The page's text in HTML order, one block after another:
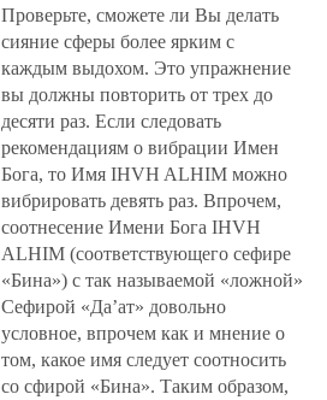
Проверьте, сможете ли Вы делать
сияние сферы более ярким с
каждым выдохом. Это упражнение
вы должны повторить от трех до
десяти раз. Если следовать
рекомендациям о вибрации Имен
Бога, то Имя IHVH ALHIM можно
вибрировать девять раз. Впрочем,
соотнесение Имени Бога IHVH
ALHIM (соответствующего сефире
«Бина») с так называемой «ложной»
Сефирой «Да’ат» довольно
условное, впрочем как и мнение о
том, какое имя следует соотносить
со сфирой «Бина». Таким образом,